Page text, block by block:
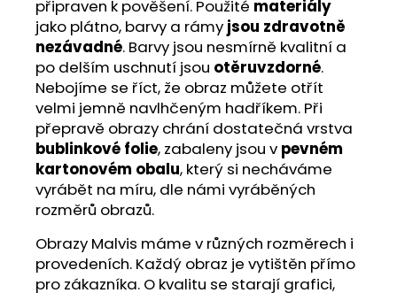
připraven k pověšení. Použité materiály
jako plátno, barvy a rámy jsou zdravotně
nezávadné. Barvy jsou nesmírně kvalitní a
po delším uschnutí jsou otěruvzdorné.
Nebojíme se říct, že obraz můžete otřít
velmi jemně navlhčeným hadříkem. Při
přepravě obrazy chrání dostatečná vrstva
bublinkové folie, zabaleny jsou v pevném
kartonovém obalu, který si necháváme
vyrábět na míru, dle námi vyráběných
rozměrů obrazů.
Obrazy Malvis máme v různých rozměrech i
provedeních. Každý obraz je vytištěn přímo
pro zákazníka. O kvalitu se starají grafici,